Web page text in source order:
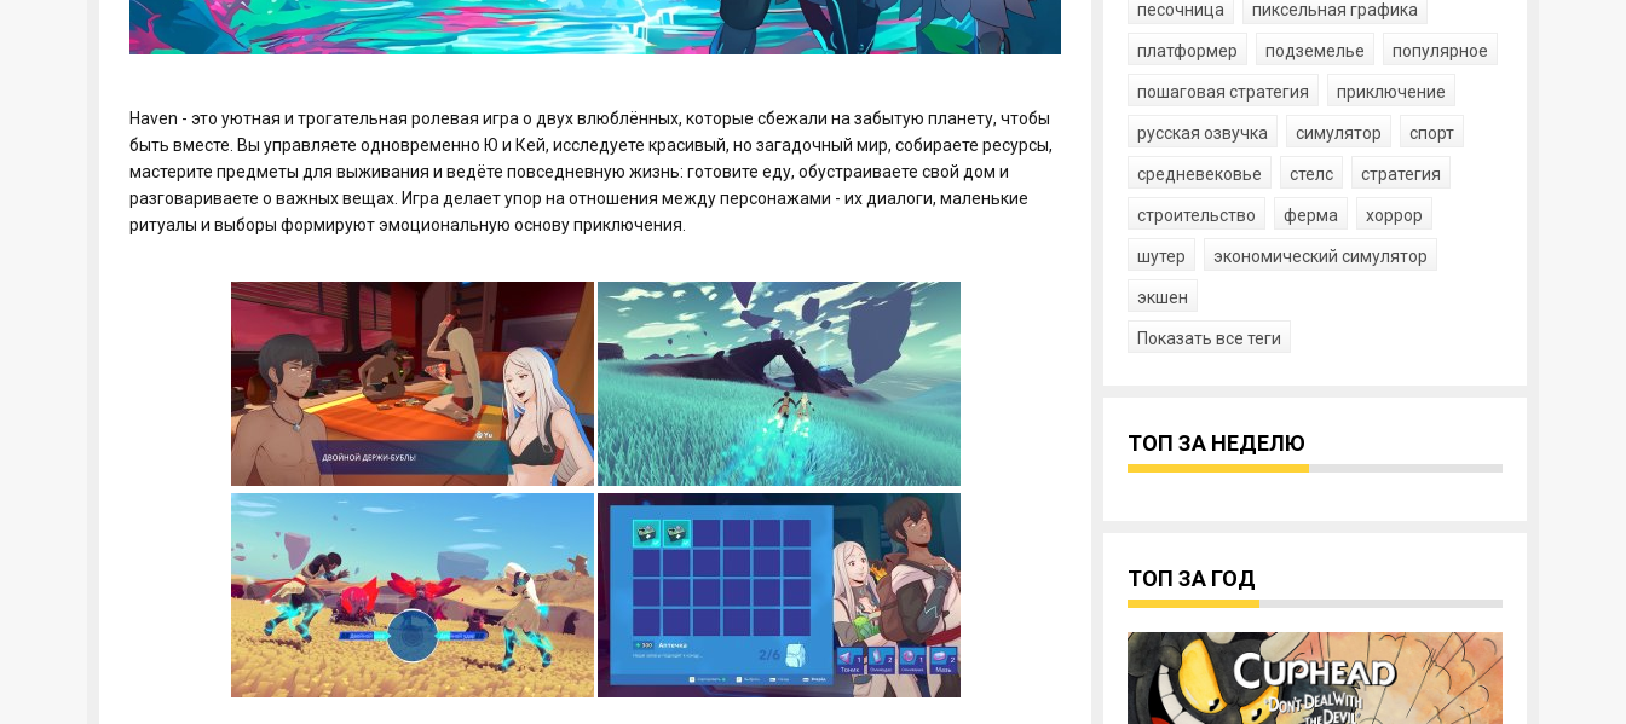
Haven - это уютная и трогательная ролевая игра о двух влюблённых, которые сбежали на забытую планету, чтобы
быть вместе. Вы управляете одновременно Ю и Кей, исследуете красивый, но загадочный мир, собираете ресурсы,
мастерите предметы для выживания и ведёте повседневную жизнь: готовите еду, обустраиваете свой дом и
разговариваете о важных вещах. Игра делает упор на отношения между персонажами - их диалоги, маленькие
ритуалы и выборы формируют эмоциональную основу приключения.
песочница пиксельная графика
платформер подземелье популярное
пошаговая стратегия приключение
русская озвучка симулятор спорт
средневековье стелс стратегия
строительство ферма хоррор
шутер экономический симулятор
экшен
Показать все теги
ТОП ЗА НЕДЕЛЮ
ТОП ЗА ГОД